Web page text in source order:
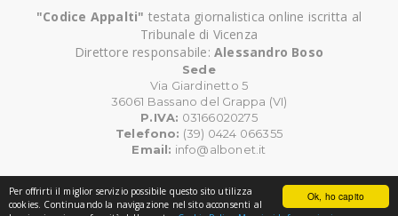
Ok, ho capito
Per offrirti il miglior servizio possibile questo sito utilizza
cookies. Continuando la navigazione nel sito acconsenti al
"Codice Appalti" testata giornalistica online iscritta al
Tribunale di Vicenza
Direttore responsabile: Alessandro Boso
Sede
Via Giardinetto 5
36061 Bassano del Grappa (VI)
P.IVA: 03166020275
Telefono: (39) 0424 066355
Email: info@albonet.it
©Copyright CodiceAppalti.it. Tutti i diritti riservati.